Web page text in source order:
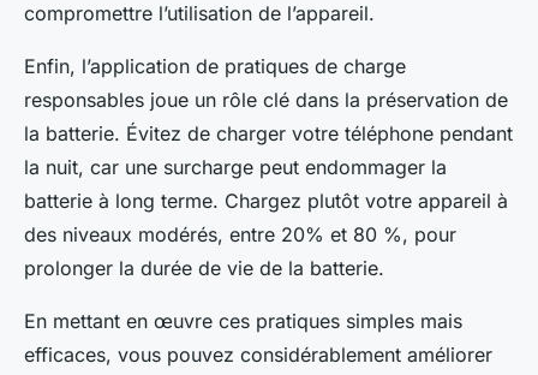
compromettre l’utilisation de l’appareil.
Enfin, l’application de pratiques de charge
responsables joue un rôle clé dans la préservation de
la batterie. Évitez de charger votre téléphone pendant
la nuit, car une surcharge peut endommager la
batterie à long terme. Chargez plutôt votre appareil à
des niveaux modérés, entre 20% et 80 %, pour
prolonger la durée de vie de la batterie.
En mettant en œuvre ces pratiques simples mais
efficaces, vous pouvez considérablement améliorer